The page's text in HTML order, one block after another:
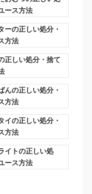
ース方法
ーの正しい処分・
方法
正しい処分・捨て
んの正しい処分・
方法
イの正しい処分・
方法
イトの正しい処
ース方法